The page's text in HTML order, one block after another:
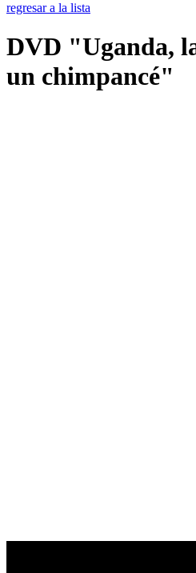
regresar a la lista
DVD "Uganda,
un chimpancé"